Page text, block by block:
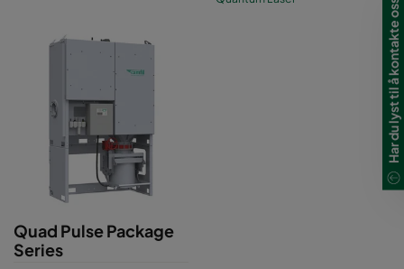
Quad Pulse Package
Series
Har du lyst til å kontakte oss?